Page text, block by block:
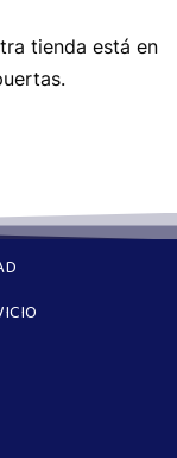
tienda está en